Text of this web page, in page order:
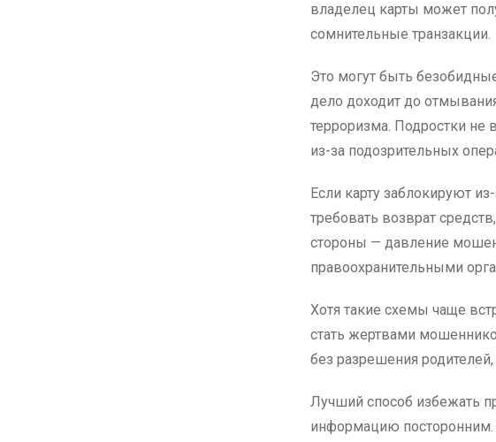
владелец карты может
сомнительные транзакции.
Это могут быть
дело доходит до
терроризма. Подростки не
из-за подозрительных
Если карту заблокируют
требовать возврат
стороны — давление
правоохранительными
Хотя такие схемы чаще
стать жертвами
без разрешения
Лучший способ избежать
информацию посторонним.